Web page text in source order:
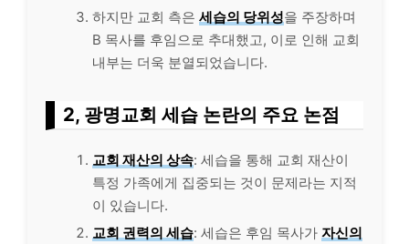
하지만 교회 측은 세습의 당위성을 주장하며
B 목사를 후임으로 추대했고, 이로 인해 교회
내부는 더욱 분열되었습니다.
2, 광명교회 세습 논란의 주요 논점
교회 재산의 상속: 세습을 통해 교회 재산이
특정 가족에게 집중되는 것이 문제라는 지적
이 있습니다.
교회 권력의 세습: 세습은 후임 목사가 자신의